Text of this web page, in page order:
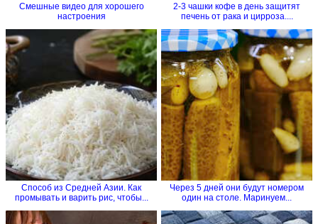
Смешные видео для хорошего
настроения
2-3 чашки кофе в день защитят
печень от рака и цирроза....
Способ из Средней Азии. Как
промывать и варить рис, чтобы...
Через 5 дней они будут номером
один на столе. Маринуем...